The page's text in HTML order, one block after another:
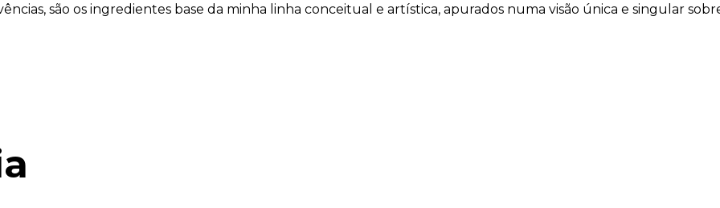
são os ingredientes base da minha linha conceitual e artística, apurados numa visão única e singular